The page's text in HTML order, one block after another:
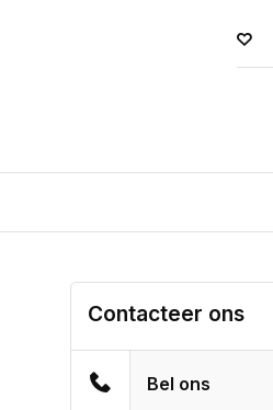
Contacteer ons
Bel ons